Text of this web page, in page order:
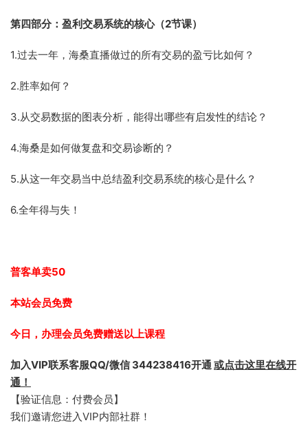
第四部分：盈利交易系统的核心（2节课）
1.过去一年，海桑直播做过的所有交易的盈亏比如何？
2.胜率如何？
3.从交易数据的图表分析，能得出哪些有启发性的结论？
4.海桑是如何做复盘和交易诊断的？
5.从这一年交易当中总结盈利交易系统的核心是什么？
6.全年得与失！
普客单卖50
本站会员免费
今日，办理会员免费赠送以上课程
加入VIP联系客服QQ/微信 344238416开通 或点击这里在线开
通！
【验证信息：付费会员】
我们邀请您进入VIP内部社群！